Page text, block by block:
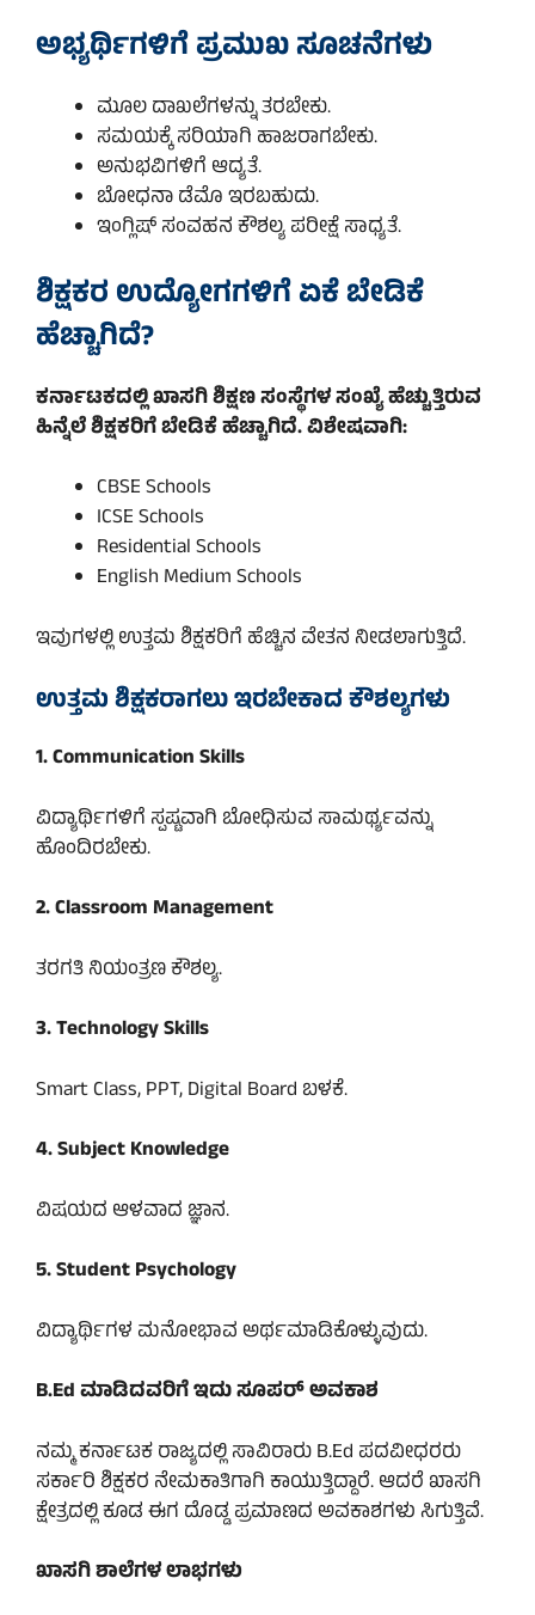
ಅಭ್ಯರ್ಥಿಗಳಿಗೆ ಪ್ರಮುಖ ಸೂಚನೆಗಳು
ಮೂಲ ದಾಖಲೆಗಳನ್ನು ತರಬೇಕು.
ಸಮಯಕ್ಕೆ ಸರಿಯಾಗಿ ಹಾಜರಾಗಬೇಕು.
ಅನುಭವಿಗಳಿಗೆ ಆದ್ಯತೆ.
ಬೋಧನಾ ಡೆಮೊ ಇರಬಹುದು.
ಇಂಗ್ಲಿಷ್ ಸಂವಹನ ಕೌಶಲ್ಯ ಪರೀಕ್ಷೆ ಸಾಧ್ಯತೆ.
ಶಿಕ್ಷಕರ ಉದ್ಯೋಗಗಳಿಗೆ ಏಕೆ ಬೇಡಿಕೆ
ಹೆಚ್ಚಾಗಿದೆ?
ಕರ್ನಾಟಕದಲ್ಲಿ ಖಾಸಗಿ ಶಿಕ್ಷಣ ಸಂಸ್ಥೆಗಳ ಸಂಖ್ಯೆ ಹೆಚ್ಚುತ್ತಿರುವ
ಹಿನ್ನೆಲೆ ಶಿಕ್ಷಕರಿಗೆ ಬೇಡಿಕೆ ಹೆಚ್ಚಾಗಿದೆ. ವಿಶೇಷವಾಗಿ:
CBSE Schools
ICSE Schools
Residential Schools
English Medium Schools
ಇವುಗಳಲ್ಲಿ ಉತ್ತಮ ಶಿಕ್ಷಕರಿಗೆ ಹೆಚ್ಚಿನ ವೇತನ ನೀಡಲಾಗುತ್ತಿದೆ.
ಉತ್ತಮ ಶಿಕ್ಷಕರಾಗಲು ಇರಬೇಕಾದ ಕೌಶಲ್ಯಗಳು
1. Communication Skills
ವಿದ್ಯಾರ್ಥಿಗಳಿಗೆ ಸ್ಪಷ್ಟವಾಗಿ ಬೋಧಿಸುವ ಸಾಮರ್ಥ್ಯವನ್ನು
ಹೊಂದಿರಬೇಕು.
2. Classroom Management
ತರಗತಿ ನಿಯಂತ್ರಣ ಕೌಶಲ್ಯ.
3. Technology Skills
Smart Class, PPT, Digital Board ಬಳಕೆ.
4. Subject Knowledge
ವಿಷಯದ ಆಳವಾದ ಜ್ಞಾನ.
5. Student Psychology
ವಿದ್ಯಾರ್ಥಿಗಳ ಮನೋಭಾವ ಅರ್ಥಮಾಡಿಕೊಳ್ಳುವುದು.
B.Edಮಾಡಿದವರಿಗೆ ಇದು ಸೂಪರ್ ಅವಕಾಶ
ನಮ್ಮ ಕರ್ನಾಟಕ ರಾಜ್ಯದಲ್ಲಿ ಸಾವಿರಾರು B.Ed ಪದವೀಧರರು
ಸರ್ಕಾರಿ ಶಿಕ್ಷಕರ ನೇಮಕಾತಿಗಾಗಿ ಕಾಯುತ್ತಿದ್ದಾರೆ. ಆದರೆ ಖಾಸಗಿ
ಕ್ಷೇತ್ರದಲ್ಲಿ ಕೂಡ ಈಗ ದೊಡ್ಡ ಪ್ರಮಾಣದ ಅವಕಾಶಗಳು ಸಿಗುತ್ತಿವೆ.
ಖಾಸಗಿ ಶಾಲೆಗಳ ಲಾಭಗಳು